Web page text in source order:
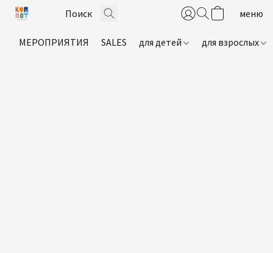
МЕРОПРИЯТИЯ SALES для детей для взрослых